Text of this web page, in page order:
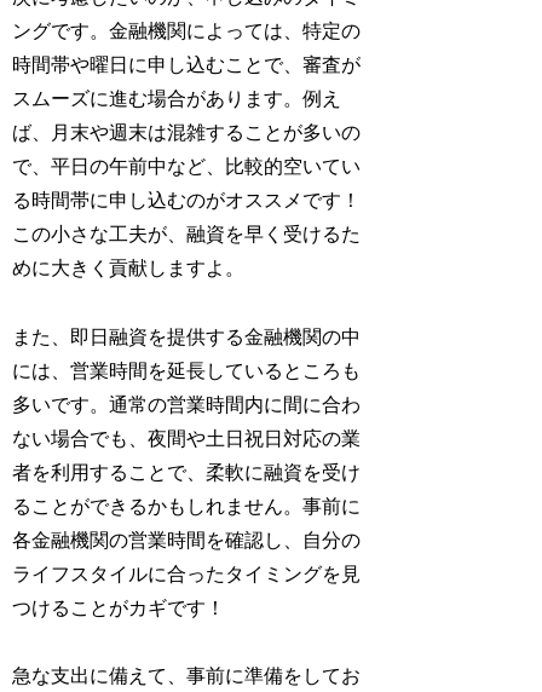
ングです。金融機関によっては、特定の
時間帯や曜日に申し込むことで、審査が
スムーズに進む場合があります。例え
ば、月末や週末は混雑することが多いの
で、平日の午前中など、比較的空いてい
る時間帯に申し込むのがオススメです！
この小さな工夫が、融資を早く受けるた
めに大きく貢献しますよ。
また、即日融資を提供する金融機関の中
には、営業時間を延長しているところも
多いです。通常の営業時間内に間に合わ
ない場合でも、夜間や土日祝日対応の業
者を利用することで、柔軟に融資を受け
ることができるかもしれません。事前に
各金融機関の営業時間を確認し、自分の
ライフスタイルに合ったタイミングを見
つけることがカギです！
急な支出に備えて、事前に準備をしてお